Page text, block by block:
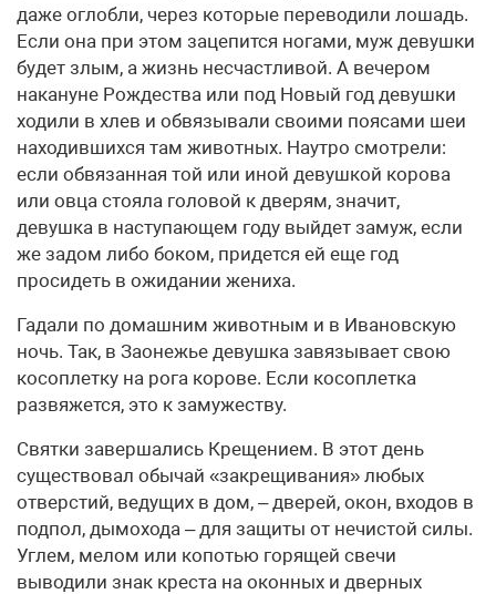
даже оглобли, через которые переводили лошадь.
Если она при этом зацепится ногами, муж девушки
будет злым, а жизнь несчастливой. А вечером
накануне Рождества или под Новый год девушки
ходили в хлев и обвязывали своими поясами шеи
находившихся там животных. На­утро смотрели:
если обвязанная той или иной девушкой корова
или овца стояла головой к дверям, значит,
девушка в наступающем году выйдет замуж, если
же задом либо боком, придется ей еще год
просидеть в ожидании жениха.
Гадали по домашним животным и в Ивановскую
ночь. Так, в Заонежье девушка завязывает свою
косоплетку на рога корове. Если косоплетка
развяжется, это к замужеству.
Святки завершались Крещением. В этот день
существовал обычай «закрещивания» любых
отверстий, ведущих в дом, – дверей, окон, входов в
подпол, дымохода – для защиты от нечистой силы.
Углем, мелом или копотью горящей свечи
выводили знак креста на оконных и дверных